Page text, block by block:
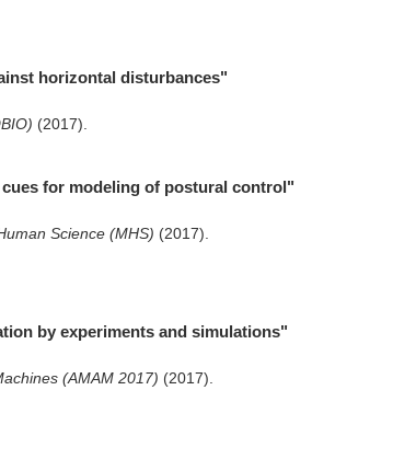
horizontal disturbances"
(2017)
for modeling of postural control"
Science (MHS) (2017)
by experiments and simulations"
(AMAM 2017) (2017)